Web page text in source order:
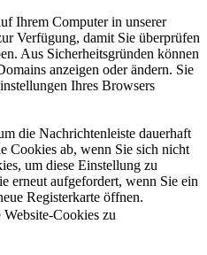
Ihrem Computer in unserer
Verfügung, damit Sie überprüfen
Aus Sicherheitsgründen können
anzeigen oder ändern. Sie
Ihres Browsers
die Nachrichtenleiste dauerhaft
Cookies ab, wenn Sie sich nicht
um diese Einstellung zu
erneut aufgefordert, wenn Sie ein
Registerkarte öffnen.
Cookies zu